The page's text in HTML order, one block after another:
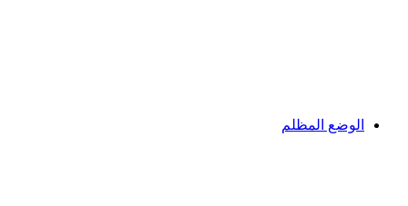
الوضع المظلم